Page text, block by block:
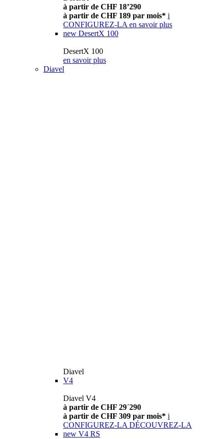
à partir de CHF 18’290
à partir de CHF 189 par mois* i
CONFIGUREZ-LA en savoir plus
new DesertX 100
DesertX 100
en savoir plus
Diavel
Diavel
V4
Diavel V4
à partir de CHF 29´290
à partir de CHF 309 par mois* i
CONFIGUREZ-LA DÉCOUVREZ-LA
new V4 RS